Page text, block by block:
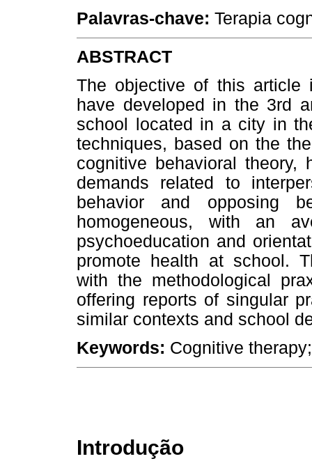
Palavras-chave: Terapia
ABSTRACT
The objective of this article
have developed in the 3rd
school located in a city in
techniques, based on the
cognitive behavioral
demands related to
behavior and opposing
homogeneous, with an
psychoeducation and
promote health at school.
with the methodological
offering reports of singular
similar contexts and school
Keywords: Cognitive
Introdução